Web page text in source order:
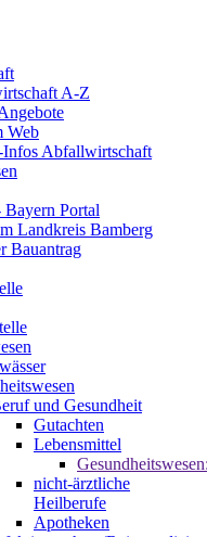
A-Z
Web
Infos Abfallwirtschaft
Bayern Portal
Landkreis Bamberg
Bauantrag
und Gesundheit
Gutachten
Lebensmittel
nicht-ärztliche
Heilberufe
Apotheken